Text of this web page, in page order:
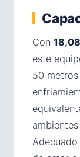
Con
este
50